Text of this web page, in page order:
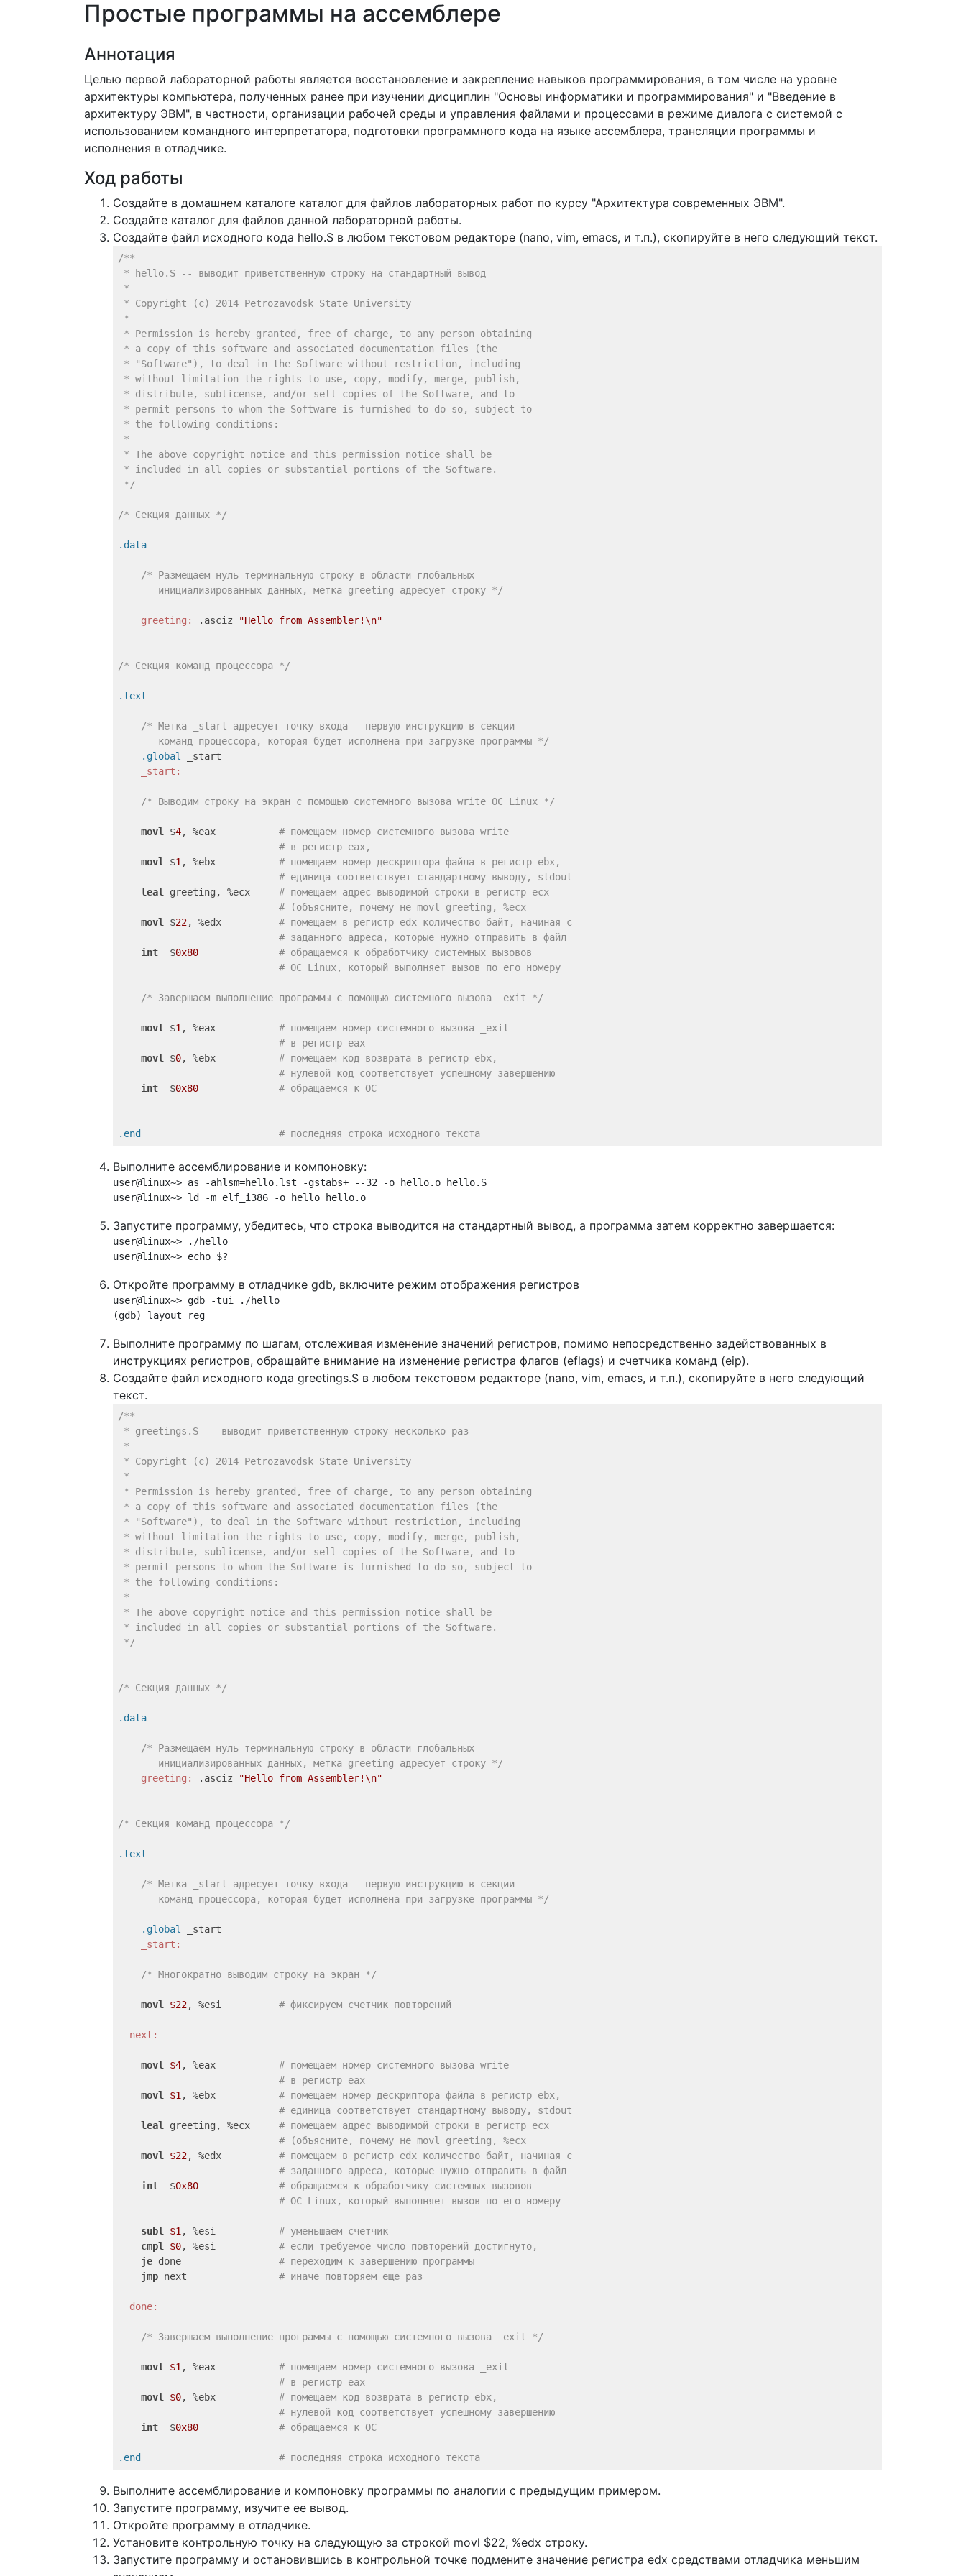
Простые программы на ассемблере
Аннотация
Целью первой лабораторной работы является восстановление и закрепление навыков программирования, в том числе на уровне
архитектуры компьютера, полученных ранее при изучении дисциплин "Основы информатики и программирования" и "Введение в
архитектуру ЭВМ", в частности, организации рабочей среды и управления файлами и процессами в режиме диалога с системой с
использованием командного интерпретатора, подготовки программного кода на языке ассемблера, трансляции программы и
исполнения в отладчике.
Ход работы
Создайте в домашнем каталоге каталог для файлов лабораторных работ по курсу "Архитектура современных ЭВМ".
Создайте каталог для файлов данной лабораторной работы.
Создайте файл исходного кода hello.S в любом текстовом редакторе (nano, vim, emacs, и т.п.), скопируйте в него следующий текст.
/**
* hello.S -- выводит приветственную строку на стандартный вывод
*
* Copyright (c) 2014 Petrozavodsk State University
*
* Permission is hereby granted, free of charge, to any person obtaining
* a copy of this software and associated documentation files (the
* "Software"), to deal in the Software without restriction, including
* without limitation the rights to use, copy, modify, merge, publish,
* distribute, sublicense, and/or sell copies of the Software, and to
* permit persons to whom the Software is furnished to do so, subject to
* the following conditions:
*
* The above copyright notice and this permission notice shall be
* included in all copies or substantial portions of the Software.
*/
/* Секция данных */
.data
/* Размещаем нуль-терминальную строку в области глобальных
       инициализированных данных, метка greeting адресует строку */
greeting: .asciz "Hello from Assembler!\n"
/* Секция команд процессора */
.text
/* Метка _start адресует точку входа - первую инструкцию в секции
       команд процессора, которая будет исполнена при загрузке программы */
.global
_start
_start:
/* Выводим строку на экран с помощью системного вызова write ОС Linux */
movl $4, %eax # помещаем номер системного вызова write
# в регистр eax,
movl
$1 , %ebx # помещаем номер дескриптора файла в регистр ebx,
# единица соответствует стандартному выводу, stdout
leal
greeting, %ecx # помещаем адрес выводимой строки в регистр ecx
# (объясните, почему не movl greeting, %ecx
movl
$22, %edx # помещаем в регистр edx количество байт, начиная с
# заданного адреса, которые нужно отправить в файл
int
  $
0x80
# обращаемся к обработчику системных вызовов
# ОС Linux, который выполняет вызов по его номеру
/* Завершаем выполнение программы с помощью системного вызова _exit */
movl $1 , %eax # помещаем номер системного вызова _exit
# в регистр eax
movl
$0, %ebx # помещаем код возврата в регистр ebx,
# нулевой код соответствует успешному завершению
int
  $
0x80 # обращаемся к ОС
.end # последняя строка исходного текста
Выполните ассемблирование и компоновку:
user@linux~> as -ahlsm=hello.lst -gstabs+ --32 -o hello.o hello.S
Запустите программу, убедитесь, что строка выводится на стандартный вывод, а программа затем корректно завершается:
user@linux~> ./hello
Откройте программу в отладчике gdb, включите режим отображения регистров
user@linux~> gdb -tui ./hello
(gdb) layout reg
Выполните программу по шагам, отслеживая изменение значений регистров, помимо непосредственно задействованных в
инструкциях регистров, обращайте внимание на изменение регистра флагов (eflags) и счетчика команд (eip).
Создайте файл исходного кода greetings.S в любом текстовом редакторе (nano, vim, emacs, и т.п.), скопируйте в него следующий
текст.
/**
* greetings.S -- выводит приветственную строку несколько раз
*
* Copyright (c) 2014 Petrozavodsk State University
*
* Permission is hereby granted, free of charge, to any person obtaining
* a copy of this software and associated documentation files (the
* "Software"), to deal in the Software without restriction, including
* without limitation the rights to use, copy, modify, merge, publish,
* distribute, sublicense, and/or sell copies of the Software, and to
* permit persons to whom the Software is furnished to do so, subject to
* the following conditions:
*
* The above copyright notice and this permission notice shall be
* included in all copies or substantial portions of the Software.
*/
/* Секция данных */
.data
/* Размещаем нуль-терминальную строку в области глобальных
       инициализированных данных, метка greeting адресует строку */
    greeting:
.asciz "Hello from Assembler!\n"
/* Секция команд процессора */
.text
/* Метка _start адресует точку входа - первую инструкцию в секции
       команд процессора, которая будет исполнена при загрузке программы */
    .global
    _start:
/* Многократно выводим строку на экран */
movl $22, %esi # фиксируем счетчик повторений
  next:
movl $4, %eax # помещаем номер системного вызова write
# в регистр eax
movl
$1 , %ebx # помещаем номер дескриптора файла в регистр ebx,
# единица соответствует стандартному выводу, stdout
leal
greeting, %ecx # помещаем адрес выводимой строки в регистр ecx
# (объясните, почему не movl greeting, %ecx
movl
$22, %edx # помещаем в регистр edx количество байт, начиная с
# заданного адреса, которые нужно отправить в файл
int
  $
0x80
# обращаемся к обработчику системных вызовов
# ОС Linux, который выполняет вызов по его номеру
subl $1 , %esi # уменьшаем счетчик
cmpl
$0, %esi # если требуемое число повторений достигнуто,
je done # переходим к завершению программы
jmp next # иначе повторяем еще раз
  done:
/* Завершаем выполнение программы с помощью системного вызова _exit */
movl $1 , %eax # помещаем номер системного вызова _exit
# в регистр eax
movl
$0, %ebx # помещаем код возврата в регистр ebx,
# нулевой код соответствует успешному завершению
int
  $
0x80 # обращаемся к ОС
.end # последняя строка исходного текста
Выполните ассемблирование и компоновку программы по аналогии с предыдущим примером.
Запустите программу, изучите ее вывод.
Откройте программу в отладчике.
Установите контрольную точку на следующую за строкой movl $22, %edx строку.
Запустите программу и остановившись в контрольной точке подмените значение регистра edx средствами отладчика меньшим